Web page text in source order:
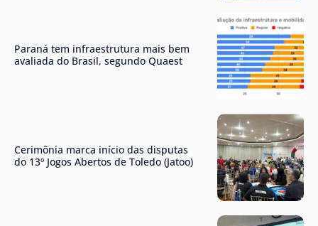
Paraná tem infraestrutura mais bem
avaliada do Brasil, segundo Quaest
Cerimônia marca início das disputas
do 13º Jogos Abertos de Toledo (Jatoo)